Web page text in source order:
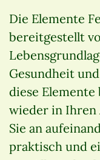
Die Elemente
bereitgestellt
Gesundheit
diese
wieder in Ihren
Sie an
praktisch und